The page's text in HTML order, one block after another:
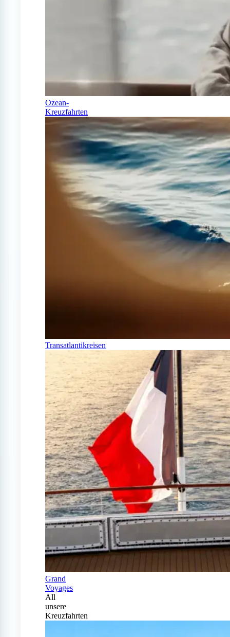
Ozean-
Kreuzfahrten
Transatlantikreisen
Grand
Voyages
All
unsere
Kreuzfahrten